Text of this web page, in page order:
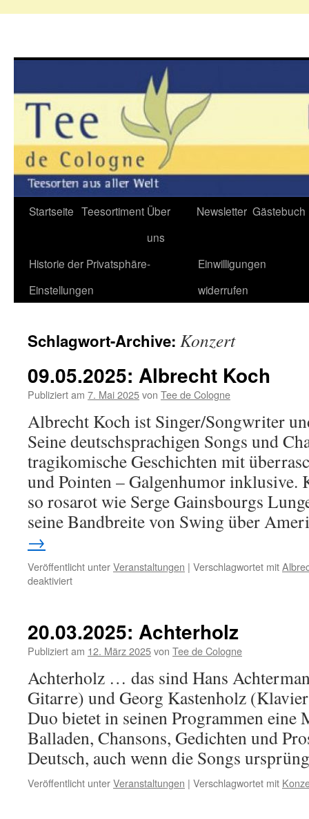
Zum
springen
Startseite Teesortiment Über
uns
Newsletter Gästebuch
Historie der Privatsphäre-
Einstellungen
Einwilligungen
widerrufen
Schlagwort-Archive: Konzert
09.05.2025: Albrecht Koch
Publiziert am 7. Mai 2025von Tee de Cologne
Albrecht Koch ist Singer/Songwriter
Seine deutschsprachigen Songs und
tragikomische Geschichten mit
und Pointen – Galgenhumor inklusive.
so rosarot wie Serge Gainsbourgs
seine Bandbreite von Swing über
→
Veröffentlicht unterVeranstaltungen | Verschlagwortet mit
deaktiviertfür
20.03.2025: Achterholz
Publiziert am 12. März 2025von Tee de Cologne
Achterholz … das sind Hans
Gitarre) und Georg Kastenholz
Duo bietet in seinen Programmen eine
Balladen, Chansons, Gedichten und
Deutsch, auch wenn die Songs
Veröffentlicht unterVeranstaltungen | Verschlagwortet mit